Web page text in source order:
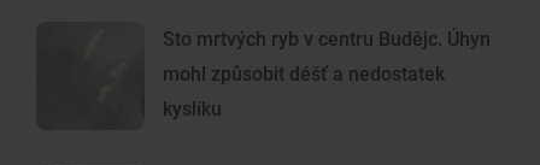
Sto mrtvých ryb v centru Budějc. Úhyn
mohl způsobit déšť a nedostatek
kyslíku